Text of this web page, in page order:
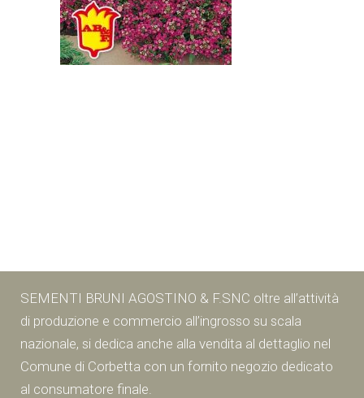
SEMENTI BRUNI AGOSTINO & F.SNC oltre all’attività
di produzione e commercio all’ingrosso su scala
nazionale, si dedica anche alla vendita al dettaglio nel
Comune di Corbetta con un fornito negozio dedicato
al consumatore finale.